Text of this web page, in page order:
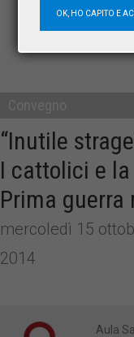
“Inutile
I cattolici e la
Prima guerra
mercoledì 15
2014
Aula
OK, HO CAPITO E